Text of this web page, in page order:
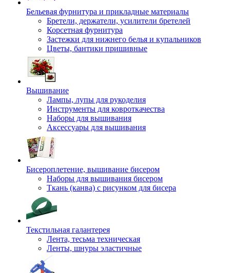
Бельевая фурнитура и прикладные материалы
Бретели, держатели, усилители бретелей
Корсетная фурнитура
Застежки для нижнего белья и купальников
Цветы, бантики пришивные
Вышивание
Лампы, лупы для рукоделия
Инструменты для ковроткачества
Наборы для вышивания
Аксессуары для вышивания
Бисероплетение, вышивание бисером
Наборы для вышивания бисером
Ткань (канва) с рисунком для бисера
Текстильная галантерея
Лента, тесьма техническая
Ленты, шнуры эластичные